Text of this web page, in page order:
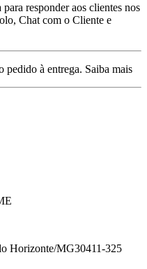
responder aos clientes nos
Chat com o Cliente e
pedido à entrega. Saiba mais
Horizonte/MG30411-325